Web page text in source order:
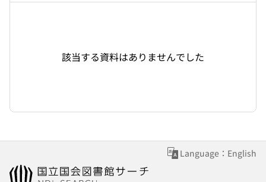
該当する資料はありませんでした
Language：English